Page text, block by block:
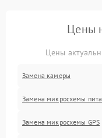
Цены
Цены
Замена камеры
Замена микросхемы
Замена микросхемы GPS